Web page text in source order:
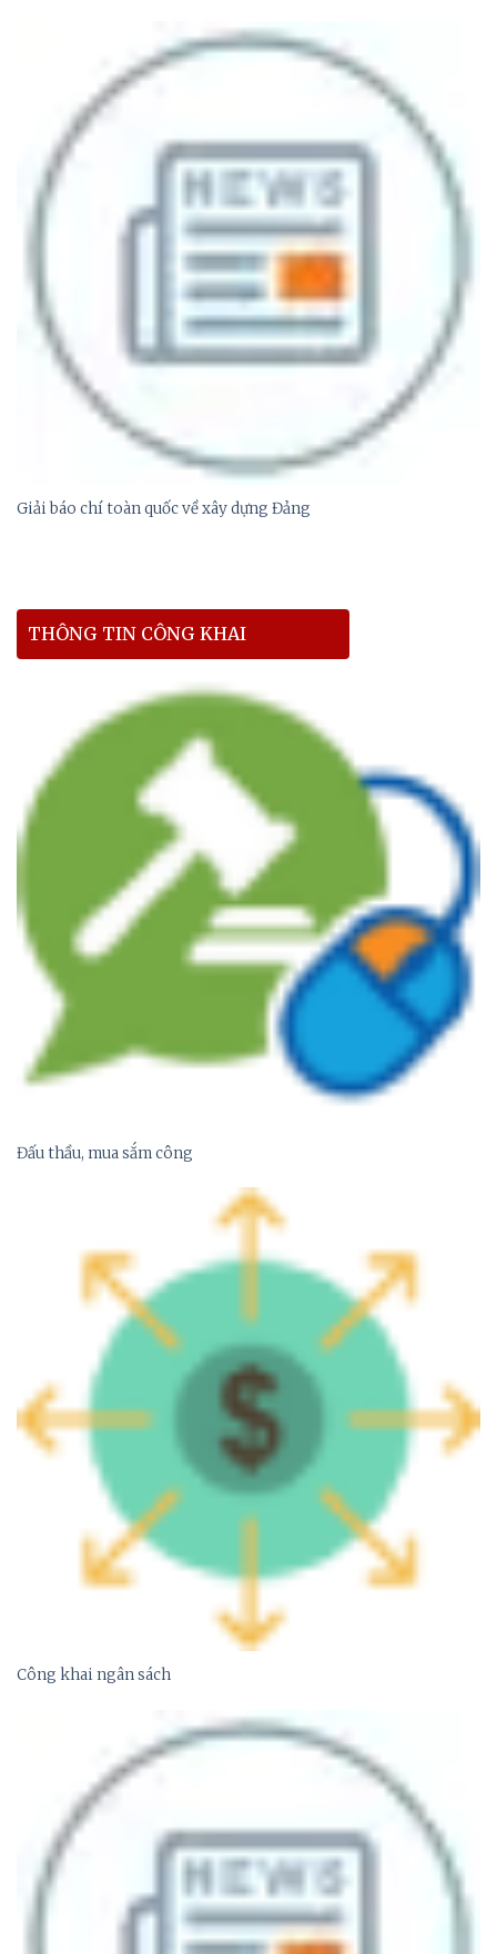
Giải báo chí toàn quốc về xây dựng Đảng
THÔNG TIN CÔNG KHAI
Đấu thầu, mua sắm công
Công khai ngân sách